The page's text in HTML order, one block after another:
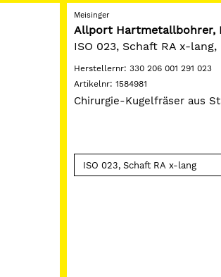
Meisinger
Allport Hartmetallbohrer,
ISO 023, Schaft RA x-
Herstellernr: 330 206 001 291 023
Artikelnr: 1584981
Chirurgie-Kugelfräser aus